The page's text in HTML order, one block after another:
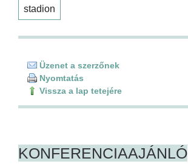
stadion
Üzenet a szerzőnek
Nyomtatás
Vissza a lap tetejére
KONFERENCIAAJÁNLÓ